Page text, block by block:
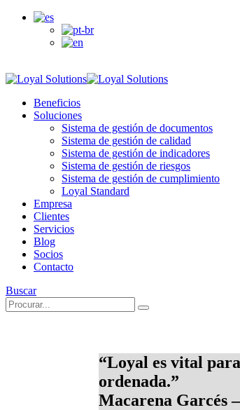
Beneficios
Soluciones
Sistema de gestión de documentos
Sistema de gestión de calidad
Sistema de gestión de indicadores
Sistema de gestión de riesgos
Sistema de gestión de cumplimiento
Loyal Standard
Empresa
Clientes
Servicios
Blog
Socios
Contacto
Buscar
“Loyal es vital
ordenada.”
Macarena Garcés